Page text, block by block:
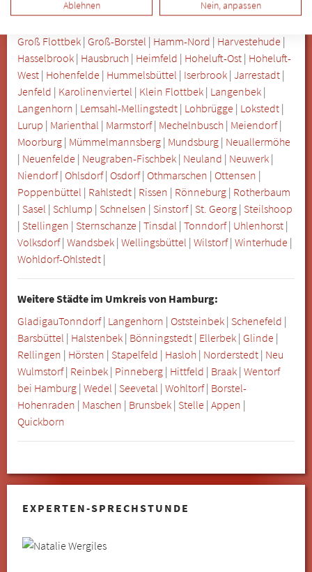
Eimsbüttel Eppendorf|Farmsen-Berne
Groß Flottbek | Groß-Borstel | Hamm-Nord | Harvestehude |
Hasselbrook | Hausbruch | Heimfeld | Hoheluft-Ost | Hoheluft-
West | Hohenfelde | Hummelsbüttel | Iserbrook | Jarrestadt |
Jenfeld | Karolinenviertel | Klein Flottbek | Langenbek |
Langenhorn | Lemsahl-Mellingstedt | Lohbrügge | Lokstedt |
Lurup | Marienthal | Marmstorf| Mechelnbusch | Meiendorf|
Moorburg | Mümmelmannsberg | Mundsburg | Neuallermöhe
| Neuenfelde | Neugraben-Fischbek | Neuland | Neuwerk |
Niendorf| Ohlsdorf| Osdorf| Othmarschen | Ottensen |
Poppenbüttel | Rahlstedt | Rissen | Rönneburg | Rotherbaum
| Sasel | Schlump | Schnelsen | Sinstorf| St. Georg | Steilshoop
| Stellingen | Sternschanze | Tinsdal | Tonndorf| Uhlenhorst |
Volksdorf| Wandsbek | Wellingsbüttel | Wilstorf| Winterhude |
Wohldorf-Ohlstedt |
Weitere Städte im Umkreis von Hamburg:
GladigauTonndorf| Langenhorn | Oststeinbek | Schenefeld |
Barsbüttel | Halstenbek | Bönningstedt | Ellerbek | Glinde |
Rellingen | Hörsten | Stapelfeld | Hasloh | Norderstedt | Neu
Wulmstorf| Reinbek | Pinneberg | Hittfeld | Braak | Wentorf
bei Hamburg | Wedel | Seevetal | Wohltorf| Borstel-
Hohenraden | Maschen | Brunsbek | Stelle | Appen |
Quickborn
EXPERTEN-SPRECHSTUNDE
Ablehnen Nein, anpassen